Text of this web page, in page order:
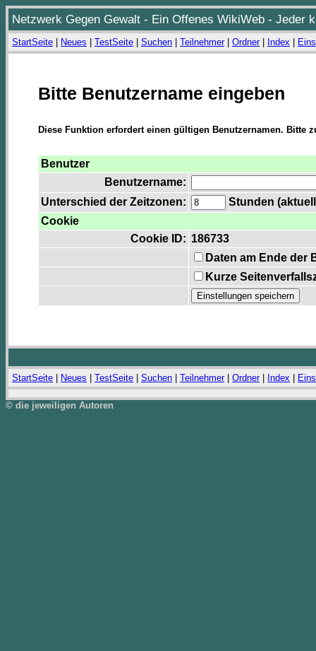
Netzwerk Gegen Gewalt - Ein Offenes WikiWeb - Jeder
StartSeite Neues TestSeite Suchen Teilnehmer| Ordner| Index
Bitte Benutzername eingeben
Diese Funktion erfordert einen gültigen Benutzernamen. Bitte
Benutzer
Benutzername:
Unterschied der Zeitzonen:
Stunden
Cookie
Cookie ID: 186733
Daten am Ende der
Kurze
StartSeite Neues TestSeite Suchen Teilnehmer| Ordner| Index
© die jeweiligen Autoren